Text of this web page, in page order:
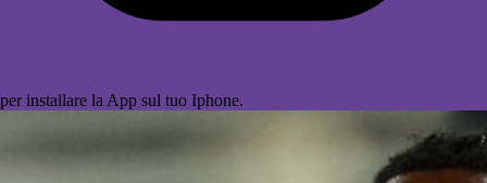
per installare la App sul tuo Iphone.